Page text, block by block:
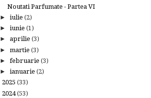
Noutati Parfumate - Partea VI
► iulie (2)
► iunie (1)
► aprilie (3)
► martie (3)
► februarie (3)
► ianuarie (2)
2025 (33)
2024(53)